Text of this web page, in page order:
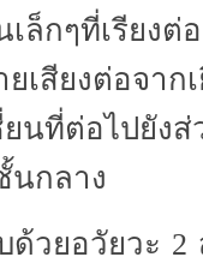
ล็กๆที่เรียง
เสียงต่อจา
ชี่ยนที่ต่อไป
นกลาง
ยอวัยวะ 2